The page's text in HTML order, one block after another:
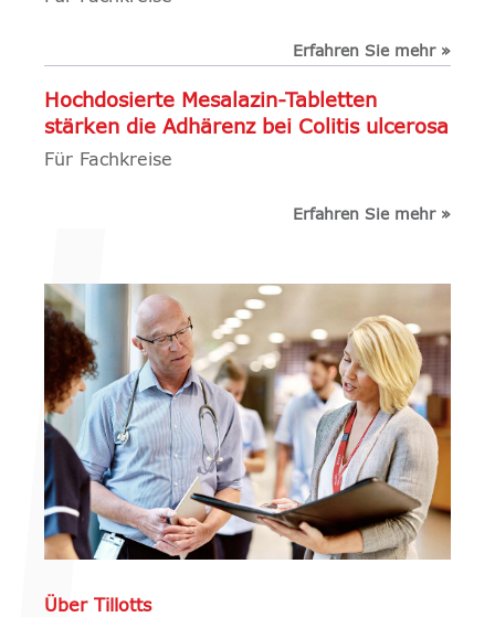
Erfahren Sie mehr »
Hochdosierte Mesalazin-Tabletten
stärken die Adhärenz bei Colitis ulcerosa
Für Fachkreise
Erfahren Sie mehr »
Über Tillotts